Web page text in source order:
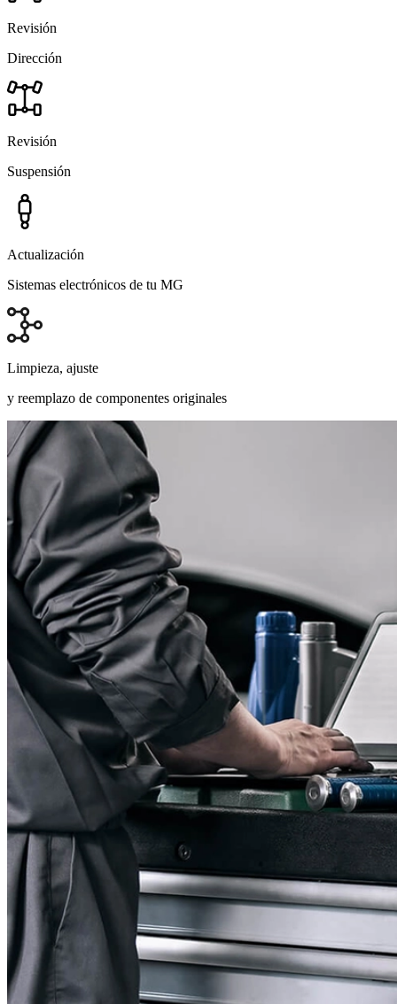
Revisión
Dirección
Revisión
Suspensión
Actualización
Sistemas electrónicos de tu MG
Limpieza, ajuste
y reemplazo de componentes originales